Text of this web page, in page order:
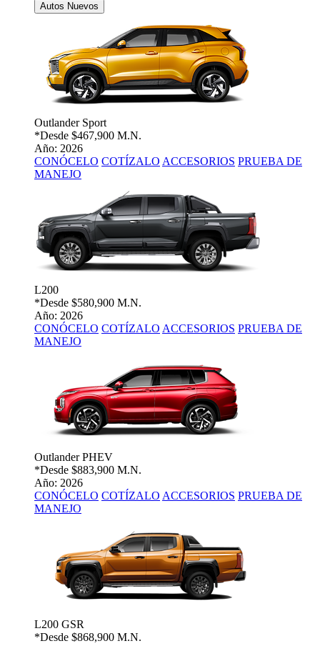
Autos Nuevos
Outlander Sport
*Desde $467,900 M.N.
Año: 2026
CONÓCELO COTÍZALO ACCESORIOS PRUEBA DE
MANEJO
L200
*Desde $580,900 M.N.
Año: 2026
CONÓCELO COTÍZALO ACCESORIOS PRUEBA DE
MANEJO
Outlander PHEV
*Desde $883,900 M.N.
Año: 2026
CONÓCELO COTÍZALO ACCESORIOS PRUEBA DE
MANEJO
L200 GSR
*Desde $868,900 M.N.